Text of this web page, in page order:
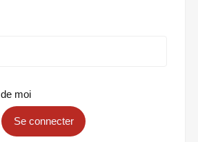
moi
Se connecter